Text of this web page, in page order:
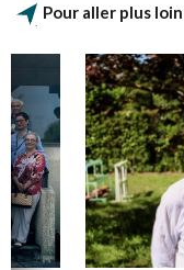
Pour aller plus loin